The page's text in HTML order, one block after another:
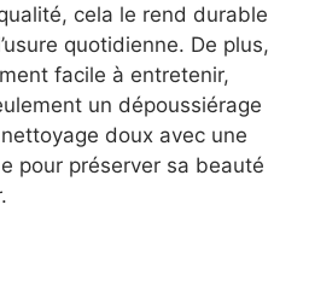
cela le rend durable
quotidienne. De plus,
facile à entretenir,
un dépoussiérage
doux avec une
pour préserver sa beauté